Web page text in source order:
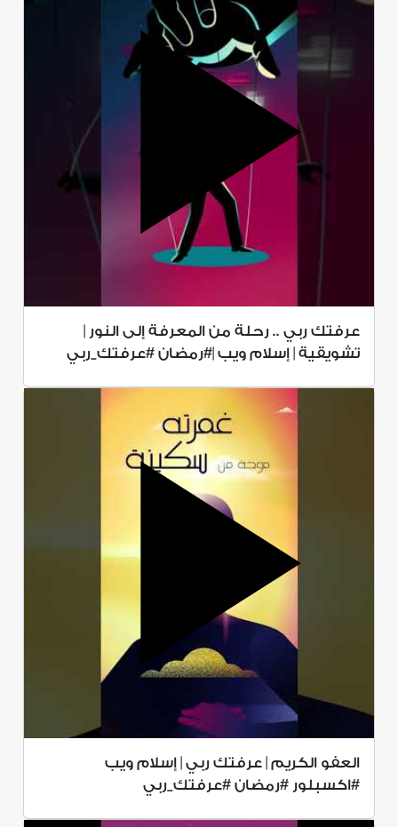
عرفتك ربي .. رحلة من المعرفة إلى النور |
تشويقية | إسلام ويب |#رمضان #عرفتك_ربي
العفو الكريم | عرفتك ربي | إسلام ويب
#اكسبلور #رمضان #عرفتك_ربي